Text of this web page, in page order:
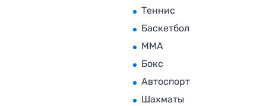
Теннис
Баскетбол
MMA
Бокс
Автоспорт
Шахматы